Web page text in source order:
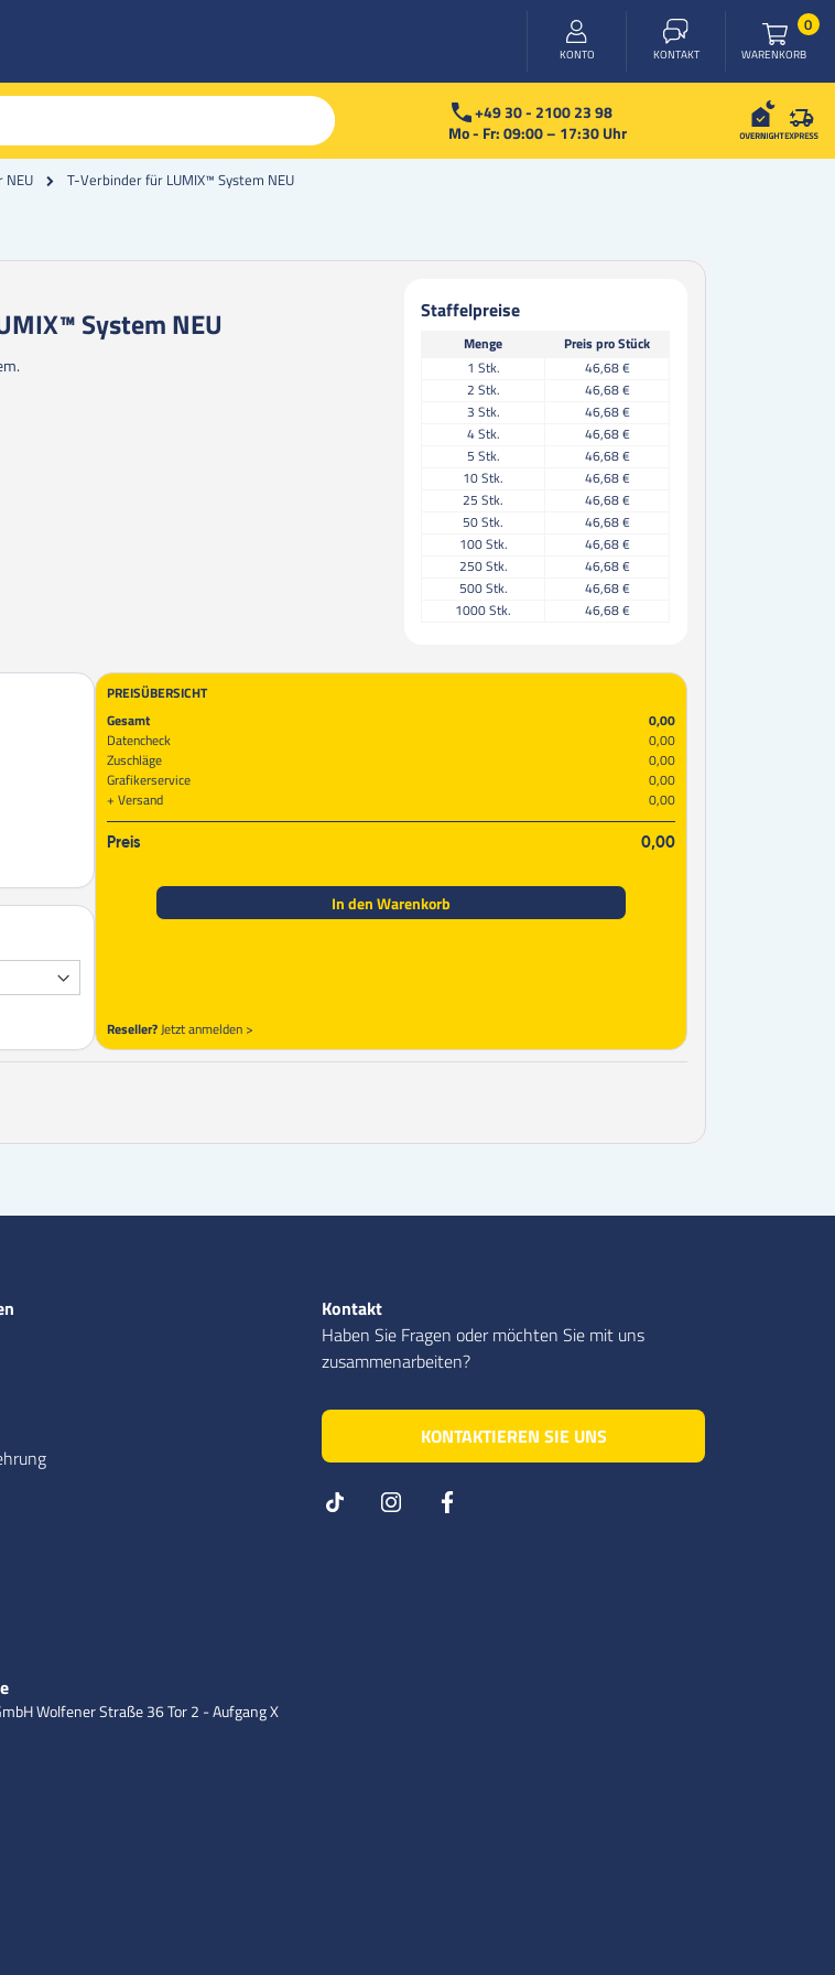
KONTO KONTAKT WARENKORB
0
+49 30 - 2100 23 98
Mo - Fr: 09:00 – 17:30 Uhr
NEU T-Verbinder für LUMIX™ System NEU
System NEU Staffelpreise
Menge
Preis pro Stück
1 Stk.
46,68 €
2 Stk.
46,68 €
3 Stk.
46,68 €
4Stk.
46,68 €
5 Stk.
46,68 €
10Stk.
46,68 €
25 Stk.
46,68 €
50Stk.
46,68 €
100Stk.
46,68 €
250Stk.
46,68 €
500Stk.
46,68 €
1000Stk. 46,68 €
PREISÜBERSICHT
Gesamt
0,00
Datencheck
0,00
Zuschläge
0,00
Grafikerservice
0,00
Versand
0,00
Preis 0,00
In den Warenkorb
Reseller? Jetzt anmelden >
Kontakt
Haben Sie Fragen oder möchten Sie mit uns
zusammenarbeiten?
KONTAKTIEREN SIE UNS
Wolfener Straße 36Tor 2 - Aufgang X